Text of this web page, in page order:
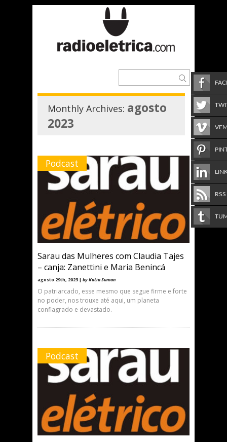
Monthly Archives: agosto
2023
Podcast
Sarau das Mulheres com Claudia Tajes
– canja: Zanettini e Maria Benincá
agosto 29th, 2023 | by Katia Suman
O patriarcado, esse mesmo que segue firme e forte
no poder, nos trouxe até aqui, um planeta
conflagrado e devastado.
Podcast
RSS